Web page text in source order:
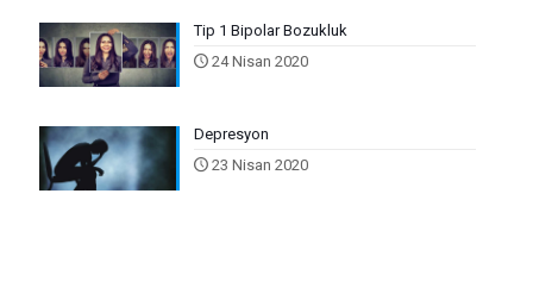
Tip 1 Bipolar Bozukluk
24 Nisan 2020
Depresyon
23 Nisan 2020